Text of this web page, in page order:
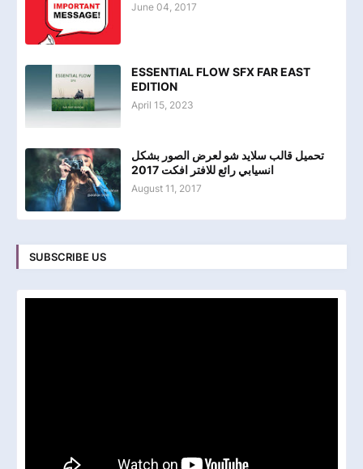
June 04, 2017
ESSENTIAL FLOW SFX FAR EAST
EDITION
April 15, 2023
تحميل قالب سلايد شو لعرض الصور بشكل
انسيابي رائع للافتر افكت 2017
August 11, 2017
SUBSCRIBE US